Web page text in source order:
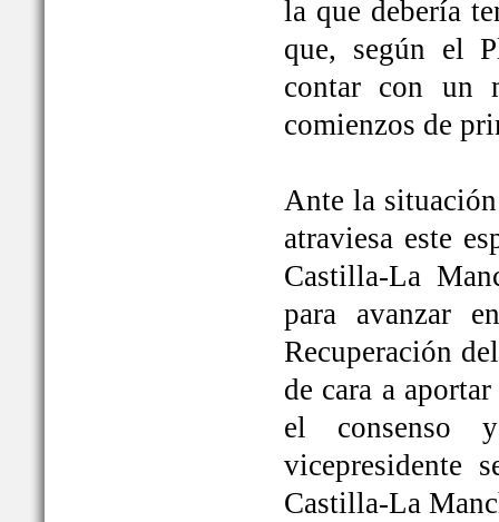
la que debería
que, según el
contar con un
comienzos de
Ante la
atraviesa este
Castilla-La
para avanzar
Recuperación
de cara a
el consenso
vicepresidente
Castilla-La